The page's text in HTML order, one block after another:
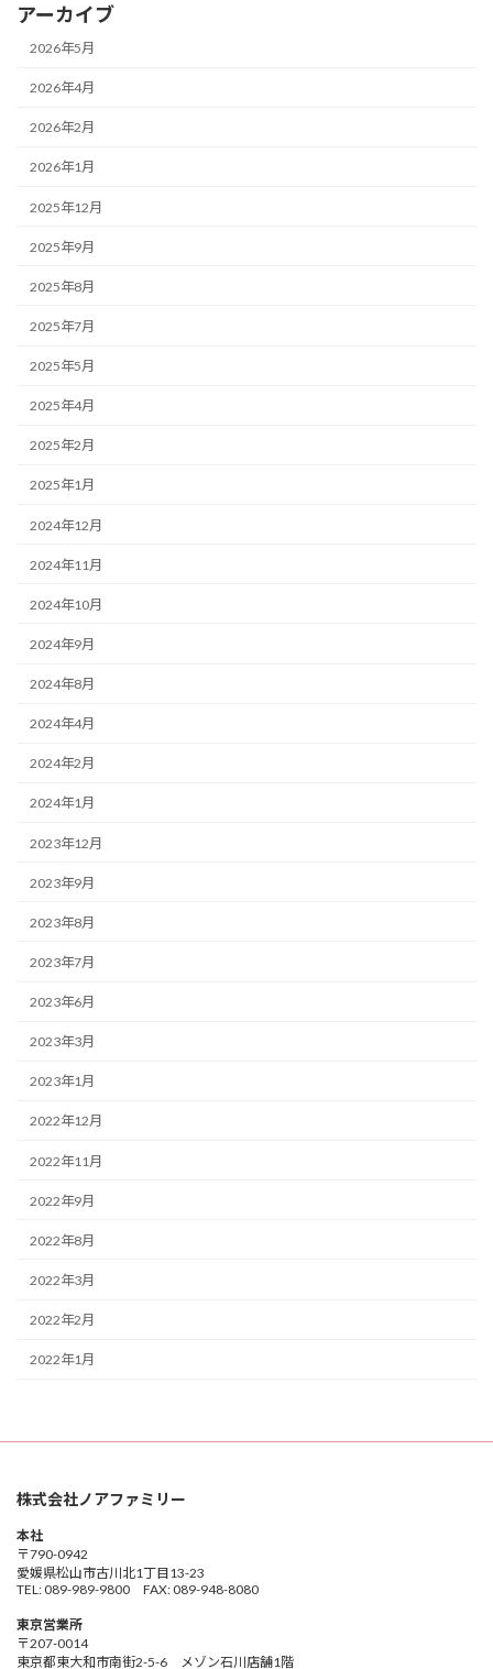
アーカイブ
2026年5月
2026年4月
2026年2月
2026年1月
2025年12月
2025年9月
2025年8月
2025年7月
2025年5月
2025年4月
2025年2月
2025年1月
2024年12月
2024年11月
2024年10月
2024年9月
2024年8月
2024年4月
2024年2月
2024年1月
2023年12月
2023年9月
2023年8月
2023年7月
2023年6月
2023年3月
2023年1月
2022年12月
2022年11月
2022年9月
2022年8月
2022年3月
2022年2月
2022年1月
株式会社ノアファミリー
本社
〒790-0942
愛媛県松山市古川北1丁目13-23
TEL: 089-989-9800 FAX: 089-948-8080
東京営業所
〒207-0014
東京都東大和市南街2-5-6 メゾン石川店舗1階